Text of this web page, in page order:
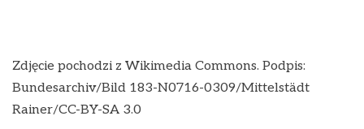
Zdjęcie pochodzi z Wikimedia Commons. Podpis:
Bundesarchiv/Bild 183-N0716-0309/Mittelstädt
Rainer/CC-BY-SA 3.0